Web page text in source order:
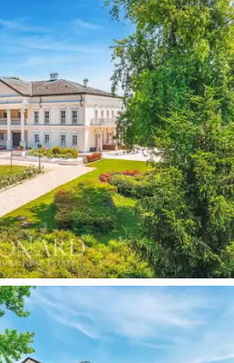
por um hall que conduz à
dividindo a moradia nas
chão, a zona de estar
salões com lareiras,
uma grande cozinha com
sala de jantar e algumas
escritório.
de dormir alberga quatro
de banho privativa e closet,
utilizadas como escritório.
acesso a grandes terraços
branco com vista para o
e o lago.